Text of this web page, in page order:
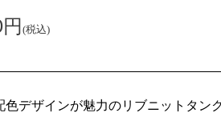
(税込)
色デザインが魅力のリブニットタンク